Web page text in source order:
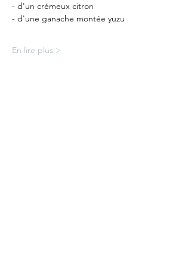
- d'un crémeux citron
- d'une ganache montée yuzu
En lire plus >